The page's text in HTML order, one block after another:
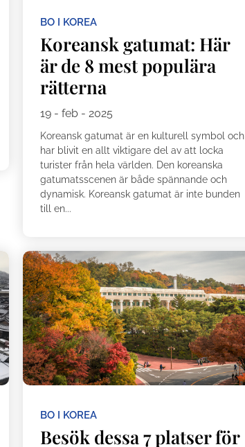
BO I KOREA
Koreansk gatumat: Här
är de 8 mest populära
rätterna
19 - feb - 2025
Koreansk gatumat är en kulturell symbol och
har blivit en allt viktigare del av att locka
turister från hela världen. Den koreanska
gatumatsscenen är både spännande och
dynamisk. Koreansk gatumat är inte bunden
till en...
BO I KOREA
Besök dessa 7 platser för